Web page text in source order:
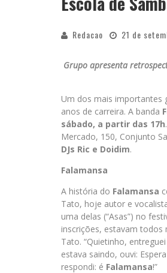
Redacao 21 de
Grupo apresenta
Um dos mais importantes
anos de carreira. A banda
sábado, a partir das 17h
Mercado, 150, Conjunto
DJs Ric e Doidim.
Falamansa
A história do Falamansa
Tato, hoje autor e
uma delas (“Asas”) no
inscrições, estavam
Tato. “Quietinho,
estava saindo, ouvi:
respondi: é Falamansa!”